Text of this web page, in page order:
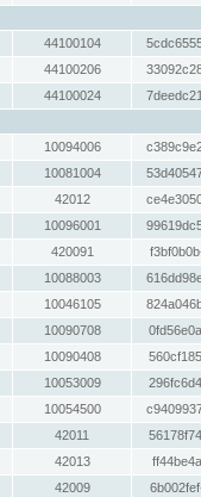
44100104
44100206
44100024
10094006
10081004
42012
10096001
420091
10088003
10046105
10090708
10090408
10053009
10054500
42011
42013
42009